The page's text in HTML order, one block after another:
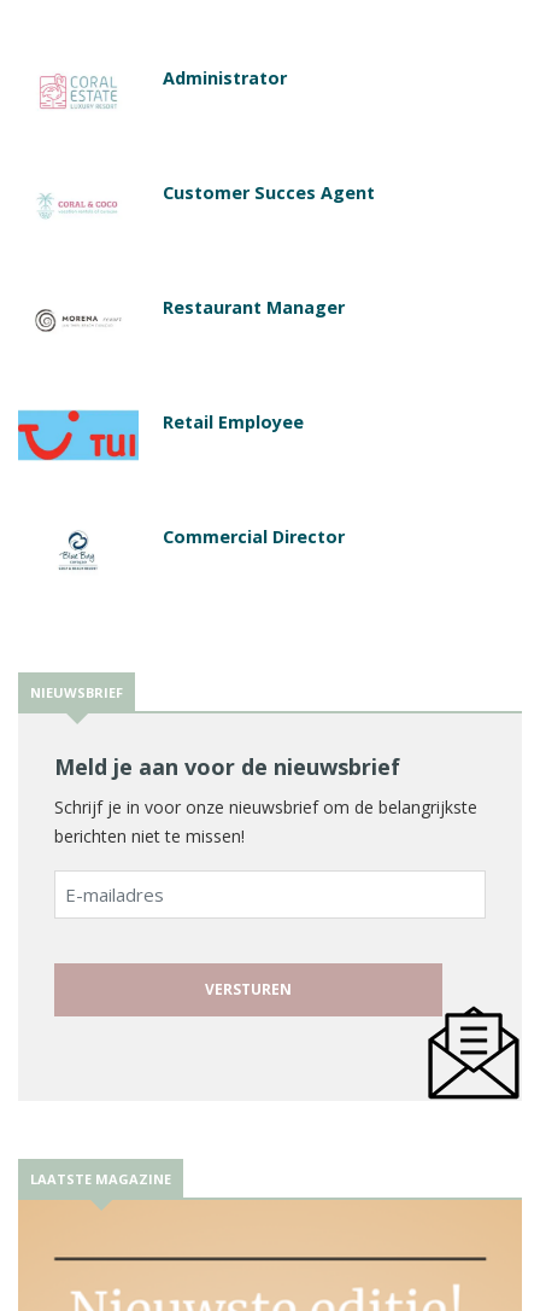
Administrator
Customer Succes Agent
Restaurant Manager
Retail Employee
Commercial Director
NIEUWSBRIEF
Meld je aan voor de nieuwsbrief
Schrijf je in voor onze nieuwsbrief om de belangrijkste
berichten niet te missen!
E-
mailadres
LAATSTE MAGAZINE